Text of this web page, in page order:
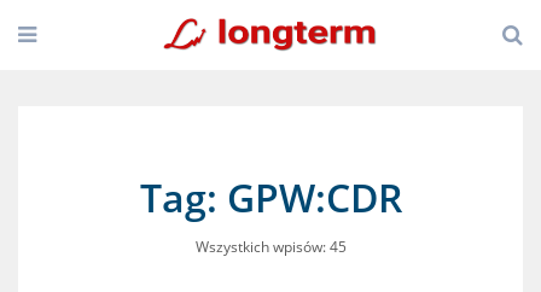
Tag: GPW:CDR
Wszystkich wpisów: 45